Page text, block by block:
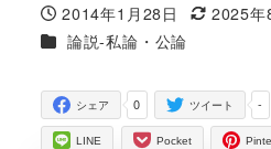
投稿日
2014年1月28日
更新日
2025年
カテゴリー
論説-私論・公論
0
シェア -
ツイート
LINE Pocket